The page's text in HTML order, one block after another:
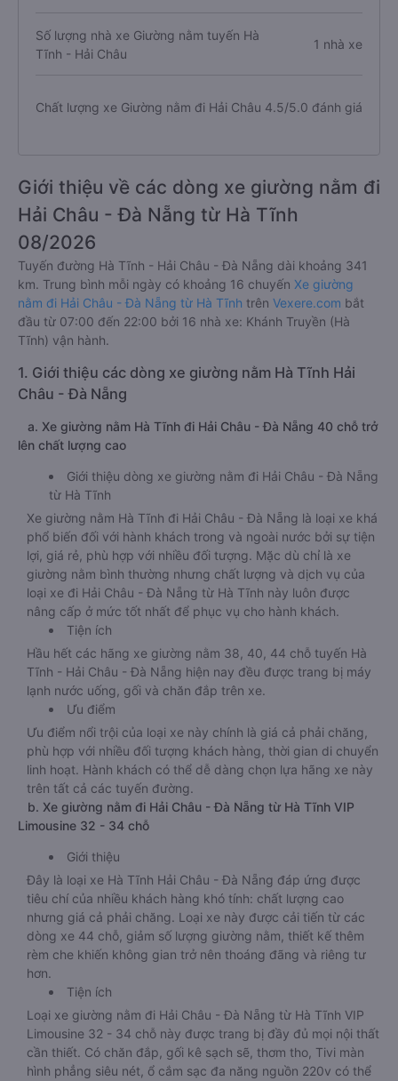
Số lượng nhà xe Giường nằm tuyến Hà
Tĩnh - Hải Châu
1 nhà xe
Chất lượng xe Giường nằm đi Hải Châu 4.5/5.0 đánh giá
Giới thiệu về các dòng xe giường nằm đi
Hải Châu - Đà Nẵng từ Hà Tĩnh
08/2026
Tuyến đường Hà Tĩnh - Hải Châu - Đà Nẵng dài khoảng 341
km. Trung bình mỗi ngày có khoảng 16 chuyến Xe giường
nằm đi Hải Châu - Đà Nẵng từ Hà Tĩnh trên Vexere.com bắt
đầu từ 07:00 đến 22:00 bởi 16 nhà xe: Khánh Truyền (Hà
Tĩnh) vận hành.
1. Giới thiệu các dòng xe giường nằm Hà Tĩnh Hải
Châu - Đà Nẵng
a. Xe giường nằm Hà Tĩnh đi Hải Châu - Đà Nẵng 40 chỗ trở
lên chất lượng cao
Giới thiệu dòng xe giường nằm đi Hải Châu - Đà Nẵng
từ Hà Tĩnh
Xe giường nằm Hà Tĩnh đi Hải Châu - Đà Nẵng là loại xe khá
phổ biến đối với hành khách trong và ngoài nước bởi sự tiện
lợi, giá rẻ, phù hợp với nhiều đối tượng. Mặc dù chỉ là xe
giường nằm bình thường nhưng chất lượng và dịch vụ của
loại xe đi Hải Châu - Đà Nẵng từ Hà Tĩnh này luôn được
nâng cấp ở mức tốt nhất để phục vụ cho hành khách.
Tiện ích
Hầu hết các hãng xe giường nằm 38, 40, 44 chỗ tuyến Hà
Tĩnh - Hải Châu - Đà Nẵng hiện nay đều được trang bị máy
lạnh nước uống, gối và chăn đắp trên xe.
Ưu điểm
Ưu điểm nổi trội của loại xe này chính là giá cả phải chăng,
phù hợp với nhiều đối tượng khách hàng, thời gian di chuyển
linh hoạt. Hành khách có thể dễ dàng chọn lựa hãng xe này
trên tất cả các tuyến đường.
b. Xe giường nằm đi Hải Châu - Đà Nẵng từ Hà Tĩnh VIP
Limousine 32 - 34 chỗ
Giới thiệu
Đây là loại xe Hà Tĩnh Hải Châu - Đà Nẵng đáp ứng được
tiêu chí của nhiều khách hàng khó tính: chất lượng cao
nhưng giá cả phải chăng. Loại xe này được cải tiến từ các
dòng xe 44 chỗ, giảm số lượng giường nằm, thiết kế thêm
rèm che khiến không gian trở nên thoáng đãng và riêng tư
hơn.
Tiện ích
Loại xe giường nằm đi Hải Châu - Đà Nẵng từ Hà Tĩnh VIP
Limousine 32 - 34 chỗ này được trang bị đầy đủ mọi nội thất
cần thiết. Có chăn đắp, gối kê sạch sẽ, thơm tho, Tivi màn
hình phẳng siêu nét, ổ cắm sạc đa năng nguồn 220v có thể